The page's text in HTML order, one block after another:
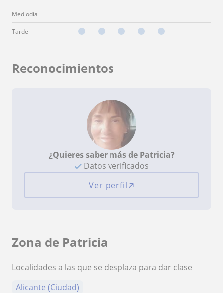
Mediodía
Tarde
Reconocimientos
¿Quieres saber más de Patricia?
Datos verificados
Ver perfil
Zona de Patricia
Localidades a las que se desplaza para dar clase
Alicante (Ciudad)